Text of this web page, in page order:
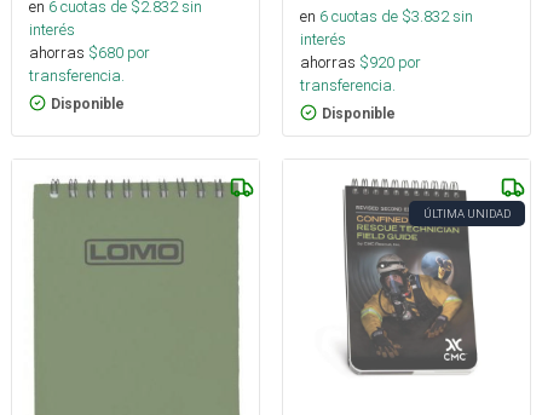
en 6cuotas de $2.832sin
interés
ahorras $680 por
transferencia.
Disponible
en 6cuotas de $3.832sin
interés
ahorras $920 por
transferencia.
Disponible
ÚLTIMA UNIDAD